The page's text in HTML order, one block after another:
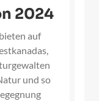
2024
auf
und so